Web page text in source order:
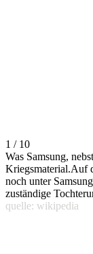
1 / 10
Was Samsung,
Kriegsmaterial.Auf
noch unter
zuständige
quelle: wikipedia